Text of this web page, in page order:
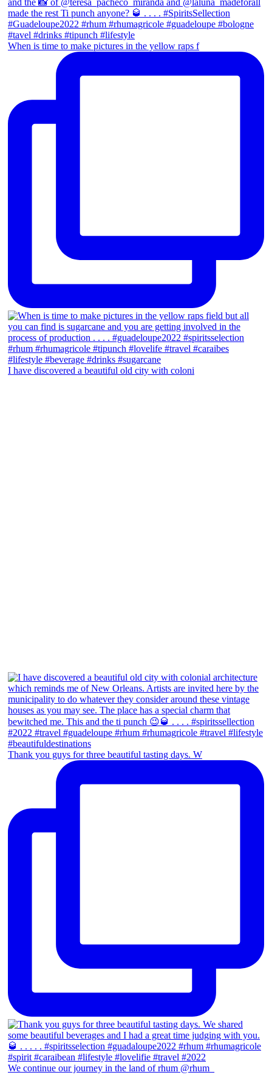
When is time to make pictures in the yellow raps f
I have discovered a beautiful old city with coloni
Thank you guys for three beautiful tasting days. W
We continue our journey in the land of rhum @rhum_